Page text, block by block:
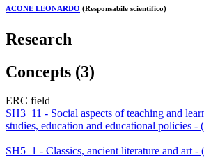
ACONE LEONARDO (Responsabile scientifico)
Research
Concepts (3)
ERC field
SH3_11 - Social aspects of teaching and
studies, education and educational policies -
SH5_1 - Classics, ancient literature and art -